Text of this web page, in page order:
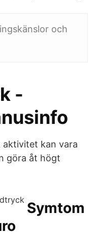
och
-
aktivitet kan vara
göra åt högt
Symtom